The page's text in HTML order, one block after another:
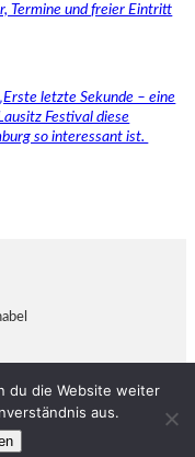
Termine und freier Eintritt
letzte Sekunde – eine
Festival diese
so interessant ist.
du die Website weiter
aus.